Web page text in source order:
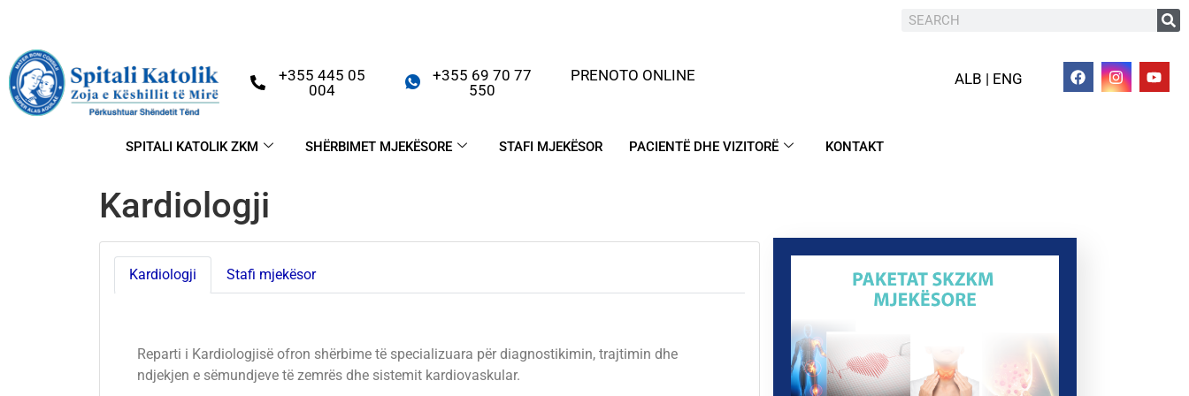
+355 445 05
004
+355 69 70 77
550
PRENOTO ONLINE ALB | ENG
SPITALI KATOLIK ZKM SHËRBIMET MJEKËSORE STAFI MJEKËSOR PACIENTË DHE VIZITORË KONTAKT
Kardiologji
Kardiologji Stafi mjekësor
Reparti i Kardiologjisë ofron shërbime të specializuara për diagnostikimin, trajtimin dhe
ndjekjen e sëmundjeve të zemrës dhe sistemit kardiovaskular.